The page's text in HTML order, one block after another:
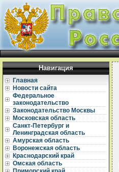
Навигация
Главная
Новости сайта
Федеральное
законодательство
Законодательство Москвы
Московская область
Санкт-Петербург и
Ленинградская область
Амурская область
Воронежская область
Краснодарский край
Омская область